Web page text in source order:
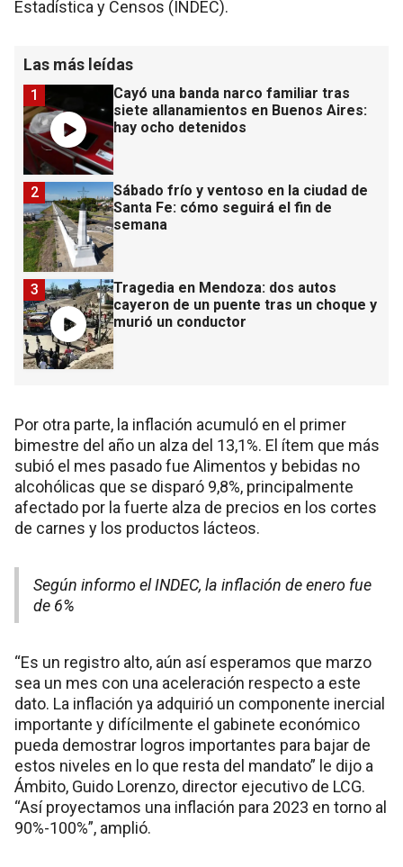
Estadística y Censos (INDEC).
Las más leídas
Cayó una banda narco familiar tras
siete allanamientos en Buenos Aires:
hay ocho detenidos
1
Sábado frío y ventoso en la ciudad de
Santa Fe: cómo seguirá el fin de
semana
2
Tragedia en Mendoza: dos autos
cayeron de un puente tras un choque y
murió un conductor
3
Por otra parte, la inflación acumuló en el primer
bimestre del año un alza del 13,1%. El ítem que más
subió el mes pasado fue Alimentos y bebidas no
alcohólicas que se disparó 9,8%, principalmente
afectado por la fuerte alza de precios en los cortes
de carnes y los productos lácteos.
Según informo el INDEC, la inflación de enero fue
de 6%
“Es un registro alto, aún así esperamos que marzo
sea un mes con una aceleración respecto a este
dato. La inflación ya adquirió un componente inercial
importante y difícilmente el gabinete económico
pueda demostrar logros importantes para bajar de
estos niveles en lo que resta del mandato” le dijo a
Ámbito, Guido Lorenzo, director ejecutivo de LCG.
“Así proyectamos una inflación para 2023 en torno al
90%-100%”, amplió.